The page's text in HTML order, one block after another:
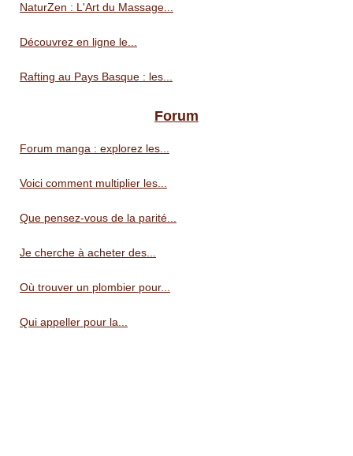
NaturZen : L'Art du Massage...
Découvrez en ligne le...
Rafting au Pays Basque : les...
Forum
Forum manga : explorez les...
Voici comment multiplier les...
Que pensez-vous de la parité...
Je cherche à acheter des...
Où trouver un plombier pour...
Qui appeller pour la...